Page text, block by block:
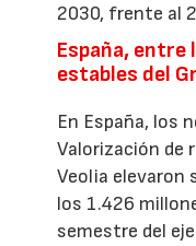
2030, frente al
España, entre
estables del
En España, los
Valorización de
Veolia elevaron
los 1.426
semestre del